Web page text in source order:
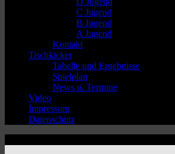
C Jugend
B Jugend
A Jugend
Kontakt
Tischkicker
Tabelle und Ergebnisse
Spielplan
News u. Termine
Video
Impressum
Datenschutz